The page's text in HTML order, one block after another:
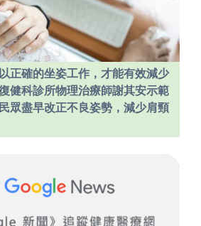
正確的坐姿工作，才能有效減少
健科診所物理治療師謝其安示範
眾盡早改正不良姿勢，減少肩頸